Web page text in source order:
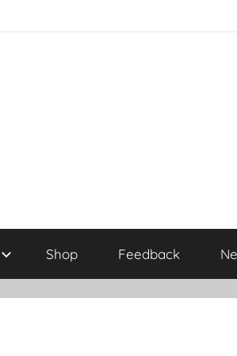
Shop Feedback